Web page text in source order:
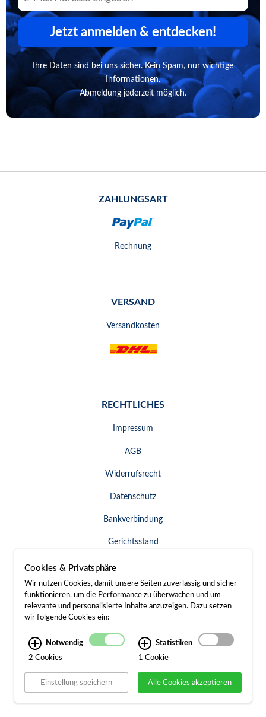
Jetzt anmelden & entdecken!
Ihre Daten sind bei uns sicher. Kein Spam, nur wichtige
Informationen.
Abmeldung jederzeit möglich.
ZAHLUNGSART
Rechnung
VERSAND
Versandkosten
RECHTLICHES
Impressum
AGB
Widerrufsrecht
Datenschutz
Bankverbindung
Gerichtsstand
Widerruf erklären
SERVICE & KONTAKT
Besuch / Anfahrt
Kontakt
Cookies & Privatsphäre
Wir nutzen Cookies, damit unsere Seiten zuverlässig und sicher
funktionieren, um die Performance zu überwachen und um
relevante und personalisierte Inhalte anzuzeigen. Dazu setzen
wir folgende Cookies ein:
Notwendig
2 Cookies
Statistiken
1 Cookie
Einstellung speichern Alle Cookies akzeptieren